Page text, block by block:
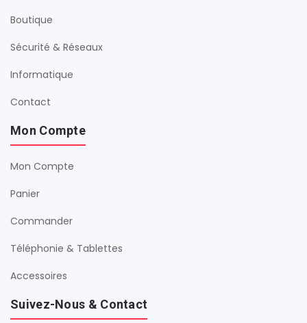
Boutique
Sécurité & Réseaux
Informatique
Contact
Mon Compte
Mon Compte
Panier
Commander
Téléphonie & Tablettes
Accessoires
Suivez-Nous & Contact